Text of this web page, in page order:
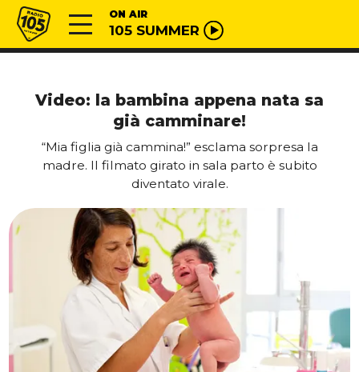
Vai al contenuto
Radio 105 ON AIR
105 SUMMER
Video: la bambina appena nata sa
già camminare!
“Mia figlia già cammina!” esclama sorpresa la
madre. Il filmato girato in sala parto è subito
diventato virale.